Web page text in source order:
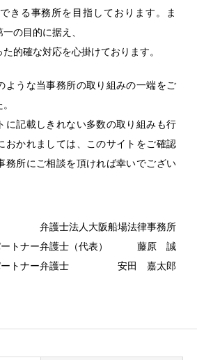
きる事務所を目指しております。ま
の目的に据え、
的確な対応を心掛けております。
ような当事務所の取り組みの一端をご
に記載しきれない多数の取り組みも行
おかれましては、このサイトをご確認
務所にご相談を頂ければ幸いでござい
弁護士法人大阪船場法律事務所
ートナー弁護士（代表） 藤原 誠
ートナー弁護士 安田 嘉太郎